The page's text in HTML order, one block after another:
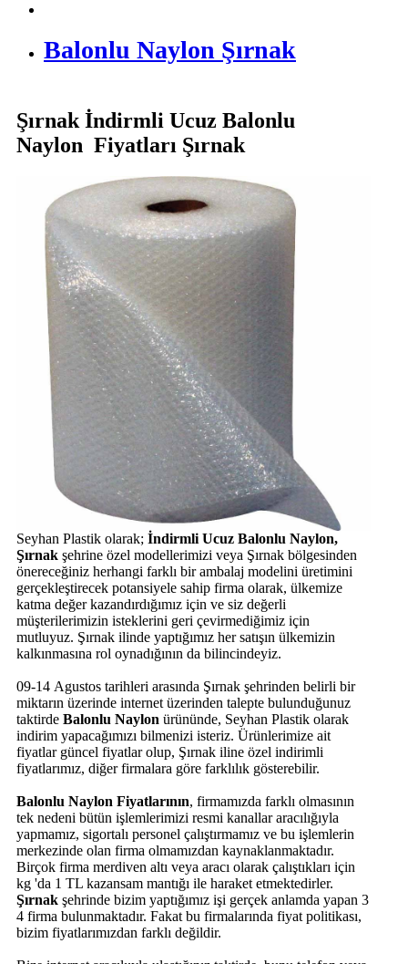
Balonlu Naylon Şırnak
Şırnak İndirmli Ucuz Balonlu
Naylon Fiyatları Şırnak
Seyhan Plastik olarak; İndirmli Ucuz Balonlu Naylon,
Şırnak şehrine özel modellerimizi veya Şırnak bölgesinden
önereceğiniz herhangi farklı bir ambalaj modelini üretimini
gerçekleştirecek potansiyele sahip firma olarak, ülkemize
katma değer kazandırdığımız için ve siz değerli
müşterilerimizin isteklerini geri çevirmediğimiz için
mutluyuz. Şırnak ilinde yaptığımız her satışın ülkemizin
kalkınmasına rol oynadığının da bilincindeyiz.
09-14 Agustos tarihleri arasında Şırnak şehrinden belirli bir
miktarın üzerinde internet üzerinden talepte bulunduğunuz
taktirde Balonlu Naylon ürününde, Seyhan Plastik olarak
indirim yapacağımızı bilmenizi isteriz. Ürünlerimize ait
fiyatlar güncel fiyatlar olup, Şırnak iline özel indirimli
fiyatlarımız, diğer firmalara göre farklılık gösterebilir.
Balonlu Naylon Fiyatlarının, firmamızda farklı olmasının
tek nedeni bütün işlemlerimizi resmi kanallar aracılığıyla
yapmamız, sigortalı personel çalıştırmamız ve bu işlemlerin
merkezinde olan firma olmamızdan kaynaklanmaktadır.
Birçok firma merdiven altı veya aracı olarak çalıştıkları için
kg 'da 1 TL kazansam mantığı ile haraket etmektedirler.
Şırnak şehrinde bizim yaptığımız işi gerçek anlamda yapan 3
4 firma bulunmaktadır. Fakat bu firmalarında fiyat politikası,
bizim fiyatlarımızdan farklı değildir.